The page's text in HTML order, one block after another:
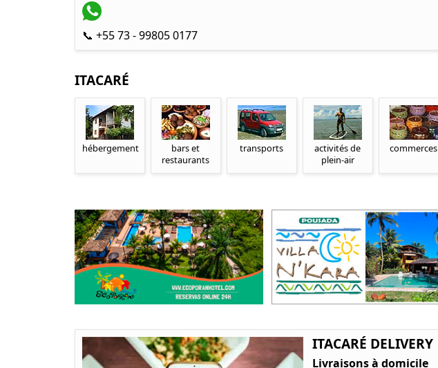
📞 +55 73 - 99805 0177
ITACARÉ
hébergement
bars et
restaurants
transports
activités de
plein-air
commerces
ITACARÉ DELIVERY
Livraisons à domicile